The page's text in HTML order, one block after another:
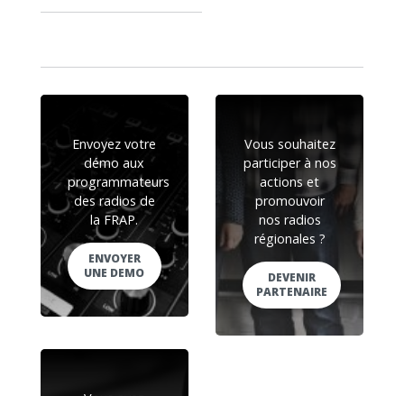
Envoyez votre
démo aux
programmateurs
des radios de
la FRAP.
ENVOYER
UNE DEMO
Vous souhaitez
participer à nos
actions et
promouvoir
nos radios
régionales ?
DEVENIR
PARTENAIRE